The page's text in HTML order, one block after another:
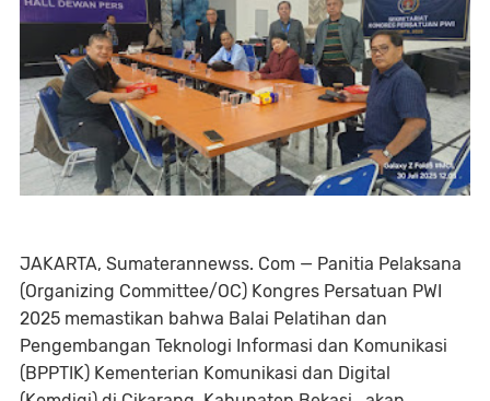
JAKARTA, Sumaterannewss. Com — Panitia Pelaksana
(Organizing Committee/OC) Kongres Persatuan PWI
2025 memastikan bahwa Balai Pelatihan dan
Pengembangan Teknologi Informasi dan Komunikasi
(BPPTIK) Kementerian Komunikasi dan Digital